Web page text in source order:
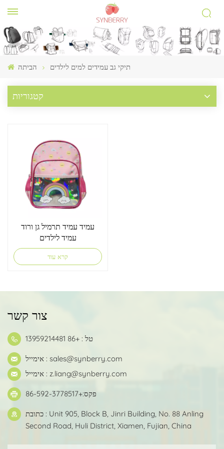
הביתה תיקי גב עמידים למים לילדים
קטגוריות
עמיד עמיד תרמיל גן ורוד
עמיד לילדים
קרא עוד
צור קשר
טל : +86 13959214481
אימייל : sales@synberry.com
אימייל : z.liang@synberry.com
פקס:+86-592-3778517
כתובת : Unit 905, Block B, Jinri Building, No. 88 Anling
Second Road, Huli District, Xiamen, Fujian, China